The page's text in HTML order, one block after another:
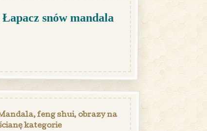
Łapacz snów mandala
feng shui, obrazy na
kategorie